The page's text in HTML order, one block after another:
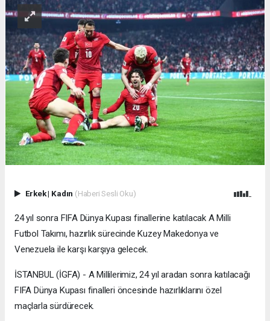
Erkek| Kadın (Haberi Sesli Oku)
24 yıl sonra FIFA Dünya Kupası finallerine katılacak A Milli
Futbol Takımı, hazırlık sürecinde Kuzey Makedonya ve
Venezuela ile karşı karşıya gelecek.
İSTANBUL (İGFA) - A Millilerimiz, 24 yıl aradan sonra katılacağı
FIFA Dünya Kupası finalleri öncesinde hazırlıklarını özel
maçlarla sürdürecek.